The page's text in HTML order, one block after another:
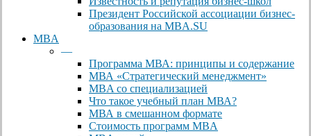
Президент Российской ассоциации бизнес-
образования на MBA.SU
MBA
—
Программа МВА: принципы и содержание
МВА «Cтратегический менеджмент»
MBA со специализацией
Что такое учебный план МВА?
МВА в смешанном формате
Стоимость программ MBA